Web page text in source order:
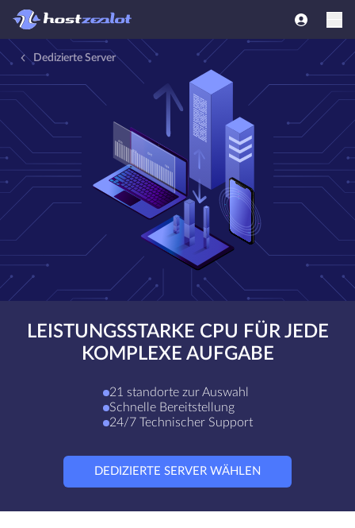
Dedizierte Server
LEISTUNGSSTARKE CPU FÜR JEDE
KOMPLEXE AUFGABE
21 standorte zur Auswahl
Schnelle Bereitstellung
24/7 Technischer Support
DEDIZIERTE SERVER WÄHLEN